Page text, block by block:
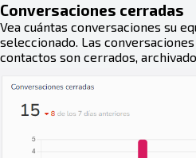
Conversaciones cerradas
Vea cuántas conversaciones su
seleccionado. Las
contactos son cerrados,